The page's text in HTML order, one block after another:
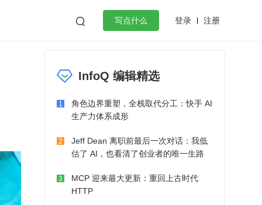
 写点什么 登录 注册
微服务架构 flutter
InfoQ 编辑精选
1
角色边界重塑，全栈取代分工：快手 AI
生产力体系成形
2
Jeff Dean 离职前最后一次对话：我低
估了 AI，也看清了创业者的唯一生路
3
MCP 迎来最大更新：重回上古时代
HTTP